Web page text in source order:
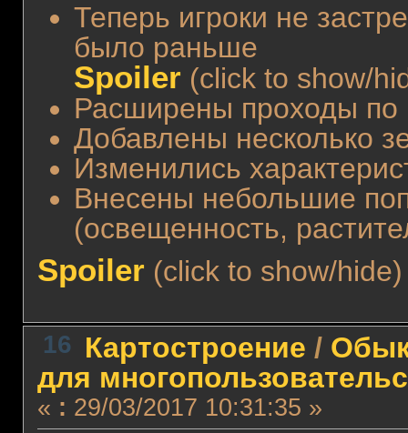
Теперь игроки не
было раньше
Spoiler (click to show/
Расширены проходы по
Добавлены несколько
Изменились
Внесены небольшие
(освещенность,
Spoiler (click to show/hide)
16 Картостроение /
для
« : 29/03/2017 10:31:35 »